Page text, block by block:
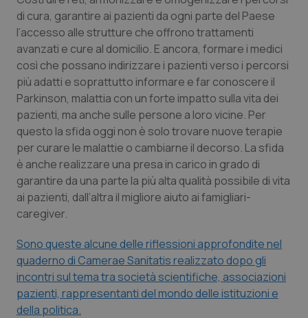
QS Pro
Professionisti Sanitari.AI
Abruzzo
Basilicata
Calabria
Campania
Friuli Venezia Giulia
Lazio
QS Pro Gold
Artrite & artrosi
Asma & BPCO
Car-T
Dermatite Atopica
Diabete & glucometri
QS Club Newsletter
di cura, garantire ai pazienti da ogni parte del Paese
l’accesso alle strutture che offrono trattamenti
avanzati e cure al domicilio. E ancora, formare i medici
così che possano indirizzare i pazienti verso i percorsi
più adatti e soprattutto informare e far conoscere il
Parkinson, malattia con un forte impatto sulla vita dei
pazienti, ma anche sulle persone a loro vicine. Per
questo la sfida oggi non è solo trovare nuove terapie
per curare le malattie o cambiarne il decorso. La sfida
è anche realizzare una presa in carico in grado di
garantire da una parte la più alta qualità possibile di vita
ai pazienti, dall’altra il migliore aiuto ai famigliari-
caregiver.
Sono queste alcune delle riflessioni approfondite nel
quaderno di Camerae Sanitatis realizzato dopo gli
incontri sul tema tra società scientifiche, associazioni
pazienti, rappresentanti del mondo delle istituzioni e
della politica.